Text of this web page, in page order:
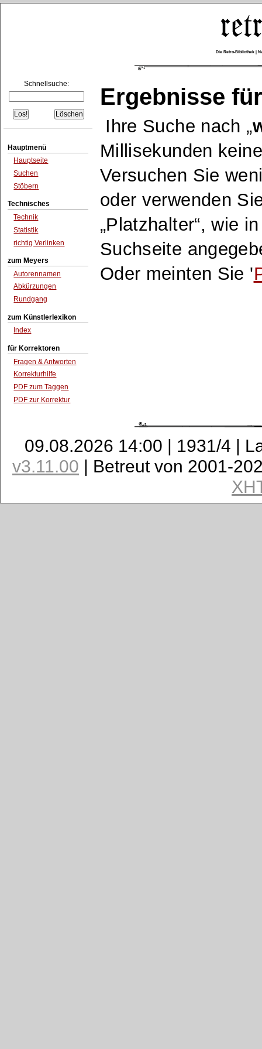
Die Retro-Bibliothek |
Schnellsuche:
Hauptmenü
Hauptseite
Suchen
Stöbern
Technisches
Technik
Statistik
richtig Verlinken
zum Meyers
Autorennamen
Abkürzungen
Rundgang
zum Künstlerlexikon
Index
für Korrektoren
Fragen & Antworten
Korrekturhilfe
PDF zum Taggen
PDF zur Korrektur
Ergebnisse
Ihre Suche nach
Millisekunden
Versuchen Sie
oder verwenden
Platzhalter , wie
Suchseite
Oder meinten Sie '
09.08.2026 14:00 | 1931/4 |
v3.11.00 | Betreut von 2001-